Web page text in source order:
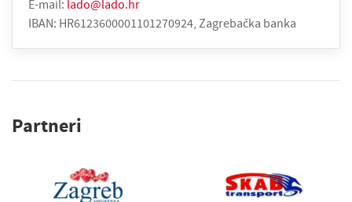
E-mail: lado@lado.hr
IBAN: HR6123600001101270924, Zagrebačka banka
Partneri